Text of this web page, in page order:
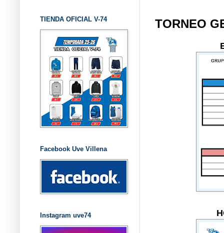
TORNEO
TIENDA OFICIAL V-74
Facebook Uve Villena
Instagram uve74